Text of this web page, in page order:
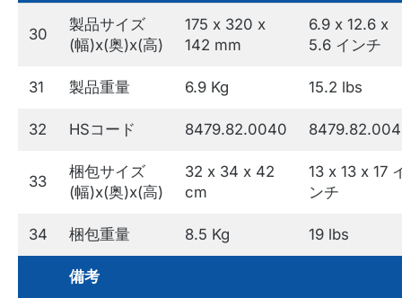
30
製品サイズ
(幅)x(奥)x(高)
175 x 320 x
142 mm
6.9 x 12.6 x
5.6 インチ
31 製品重量 6.9 Kg 15.2 lbs
32 HSコード 8479.82.0040
33
梱包サイズ
(幅)x(奥)x(高)
32 x 34 x 42
cm
13 x 13 x 17
ンチ
34 梱包重量 8.5 Kg 19 lbs
備考